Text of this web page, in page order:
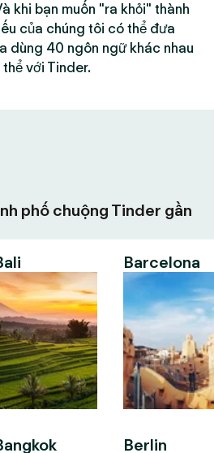
khi bạn muốn "ra khỏi" thành
của chúng tôi có thể đưa
dùng 40 ngôn ngữ khác nhau
với Tinder.
phố chuộng Tinder gần
Barcelona
Berlin